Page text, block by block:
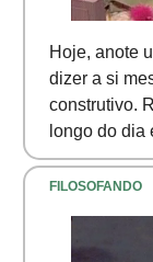
Hoje, anote
dizer a si
construtivo.
longo do dia
FILOSOFANDO